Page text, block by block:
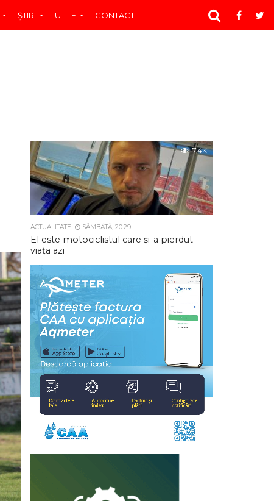
ŞTIRI UTILE CONTACT
7.4K
ACTUALITATE SÂMBĂTĂ, 20:29
El este motociclistul care și-a pierdut
viața azi